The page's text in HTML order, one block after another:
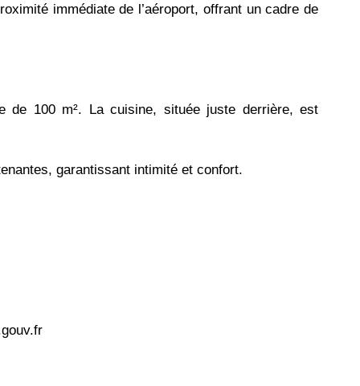
immédiate de l’aéroport, offrant un cadre de
de 100 m². La cuisine, située juste derrière, est
garantissant intimité et confort.